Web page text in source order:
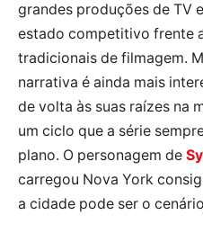
grandes produções de TV
estado competitivo frente
tradicionais de filmagem.
narrativa é ainda mais
de volta às suas raízes na
um ciclo que a série
plano. O personagem de
carregou Nova York
a cidade pode ser o